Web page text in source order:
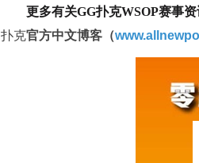
更多有关GG扑克WSOP赛事资
扑克官方中文博客（